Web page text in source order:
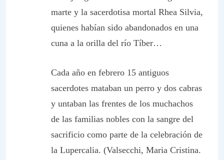
marte y la sacerdotisa mortal Rhea Silvia,
quienes habían sido abandonados en una
cuna a la orilla del río Tíber…
Cada año en febrero 15 antiguos
sacerdotes mataban un perro y dos cabras
y untaban las frentes de los muchachos
de las familias nobles con la sangre del
sacrificio como parte de la celebración de
la Lupercalia. (Valsecchi, Maria Cristina.